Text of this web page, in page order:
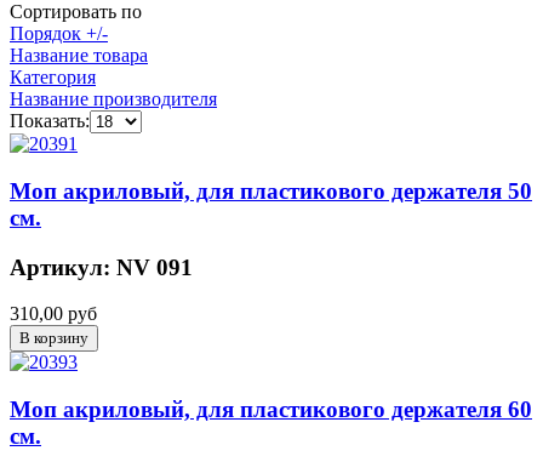
Сортировать по
Порядок +/-
Название товара
Категория
Название производителя
Показать:
Моп акриловый, для пластикового держателя 50
см.
Артикул: NV 091
310,00 руб
Моп акриловый, для пластикового держателя 60
см.